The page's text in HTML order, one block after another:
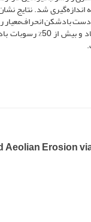
و سه سرعت باد 14، 16 و 19 متر
بادشکن
بادشکن به هم نزدیک
Erosion